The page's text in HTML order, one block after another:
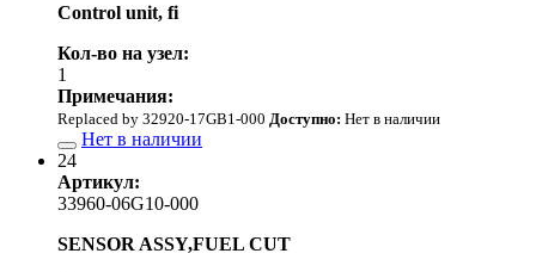
Control unit, fi
Кол-во на узел:
1
Примечания:
Replaced by 32920-17GB1-000 Доступно: Нет в наличии
Нет в наличии
24
Артикул:
33960-06G10-000
SENSOR ASSY,FUEL CUT